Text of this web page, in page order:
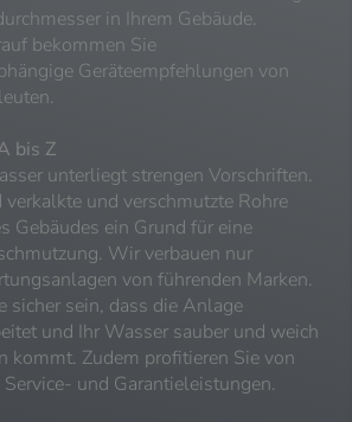
in Ihrem Gebäude.
bekommen Sie
Geräteempfehlungen von
bis Z
unterliegt strengen Vorschriften.
und verschmutzte Rohre
Gebäudes ein Grund für eine
Wir verbauen nur
von führenden Marken.
sicher sein, dass die Anlage
und Ihr Wasser sauber und weich
kommt. Zudem profitieren Sie von
und Garantieleistungen.